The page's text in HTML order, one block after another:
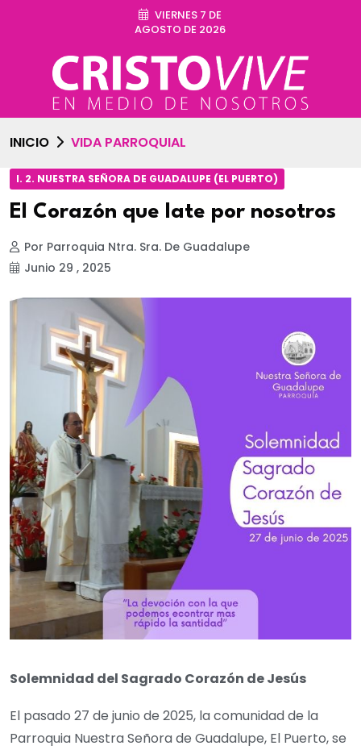
VIERNES 7 DE
AGOSTO DE 2026
INICIO VIDA PARROQUIAL
I. 2. NUESTRA SEÑORA DE GUADALUPE (EL PUERTO)
El Corazón que late por nosotros
Por Parroquia Ntra. Sra. De Guadalupe
Junio 29 , 2025
Solemnidad del Sagrado Corazón de Jesús
El pasado 27 de junio de 2025, la comunidad de la
Parroquia Nuestra Señora de Guadalupe, El Puerto, se